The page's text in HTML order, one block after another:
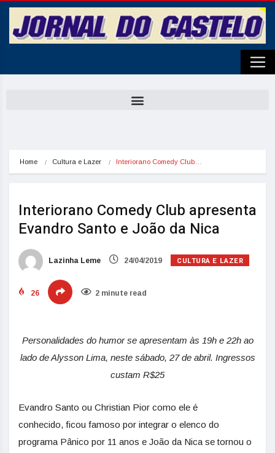
Home Cultura e Lazer Interiorano Comedy Club…
Interiorano Comedy Club apresenta
Evandro Santo e João da Nica
Lazinha Leme 24/04/2019 CULTURA E LAZER
26 2 minute read
Personalidades do humor se apresentam às 19h e 22h ao
lado de Alysson Lima, neste sábado, 27 de abril. Ingressos
custam R$25
Evandro Santo ou Christian Pior como ele é
conhecido, ficou famoso por integrar o elenco do
programa Pânico por 11 anos e João da Nica se tornou o